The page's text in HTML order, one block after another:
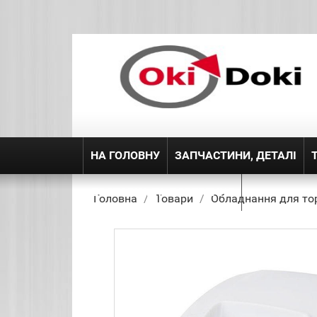
НА ГОЛОВНУ ЗАПЧАСТИНИ, ДЕТАЛІ
ДОСТАВКА ТА ПОВЕРЕННЯ
Головна Товари Обладнання для